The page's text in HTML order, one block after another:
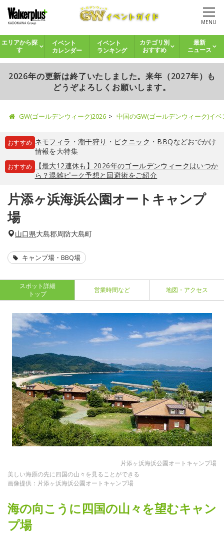
MENU
エリアから探
す
イベント
カレンダー
イベント
ランキング
カテゴリ別
おすすめ
最新
ニュース
2026年の更新は終了いたしました。来年（2027年）も
どうぞよろしくお願いします。
GW(ゴールデンウィーク)2026 中国のGW(ゴールデンウィーク)イ
おすすめ ネモフィラ ・ 潮干狩り ・ ピクニック ・ BBQなどおでかけ
情報を大特集
おすすめ
【最大12連休も】2026年のゴールデンウィークはいつか
ら？混雑ピーク予想と回避術をご紹介
片添ヶ浜海浜公園オートキャンプ
場
山口県大島郡周防大島町
キャンプ場・BBQ場
スポット詳細
トップ
営業時間など 地図・アクセス
片添ヶ浜海浜公園オートキャンプ場
美しい海原の先に四国の山々を見ることができる
画像提供：片添ヶ浜海浜公園オートキャンプ場
海の向こうに四国の山々を望むキャン
プ場